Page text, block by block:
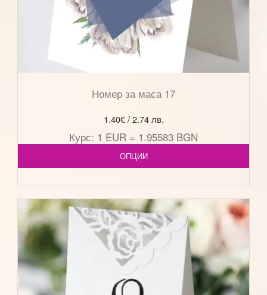
Номер за маса 17
1.40€/ 2.74 лв.
Курс: 1 EUR = 1.95583 BGN
ОПЦИИ